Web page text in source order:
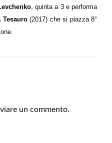
, quinta a 3 e performa
Tesauro(2017) che si piazza 8°
un commento.